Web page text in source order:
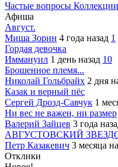
Частые вопросы Коллекции
Афиша
Август.
Миша Зорин 4 года назад 1
Гордая девочка
Иммануил 1 день назад 10
Брошенное племя...
Николай Гольбрайх 2 дня
Казак и верный пёс
Сергей Дрозд-Савчук 1
Ни вес не важен, ни размер
Валерий Зайцев 3 года
АВГУСТОВСКИЙ
Петр Казакевич 3 месяца
Отклики